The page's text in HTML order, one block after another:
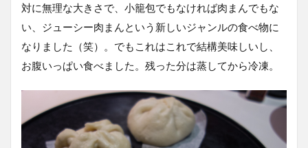
対に無理な大きさで、小籠包でもなければ肉まんでもな
い、ジューシー肉まんという新しいジャンルの食べ物に
なりました（笑）。でもこれはこれで結構美味しいし、
お腹いっぱい食べました。残った分は蒸してから冷凍。